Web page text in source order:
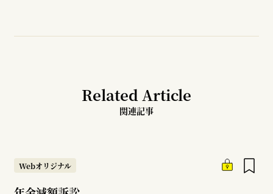
Related Article
関連記事
Webオリジナル